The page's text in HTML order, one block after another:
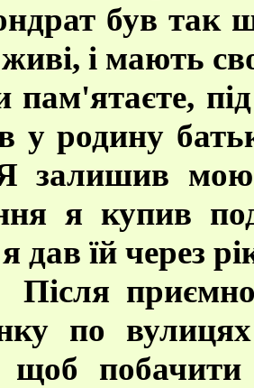
був так
і мають
під
у родину
залишив
я купив
дав їй через
приємної
по
щоб